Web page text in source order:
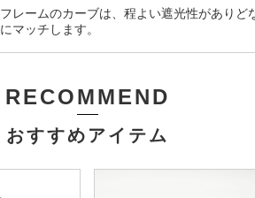
レームのカーブは、程よい遮光性がありど
マッチします。
RECOMMEND
おすすめアイテム